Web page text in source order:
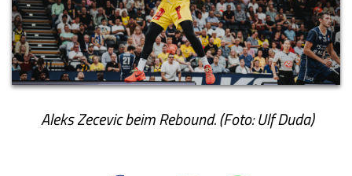
Aleks Zecevic beim Rebound. (Foto: Ulf Duda)